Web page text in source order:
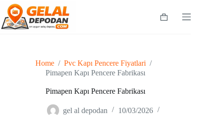
Skip
content
Shopping
Home / Pvc Kapı Pencere Fiyatlari /
Pimapen Kapı Pencere Fabrikası
Pimapen Kapı Pencere Fabrikası
gel al depodan
10/03/2026